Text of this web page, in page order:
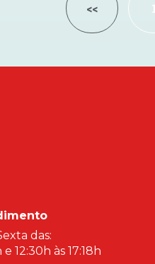
<<
das:
12:30h às 17:18h